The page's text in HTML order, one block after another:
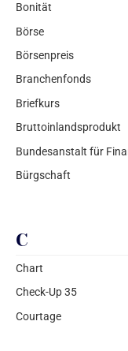
Bonität
Börse
Börsenpreis
Branchenfonds
Briefkurs
Bruttoinlandsprodukt
Bundesanstalt für
Bürgschaft
C
Chart
Check-Up 35
Courtage